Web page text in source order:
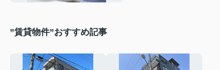
”賃貸物件”おすすめ記事